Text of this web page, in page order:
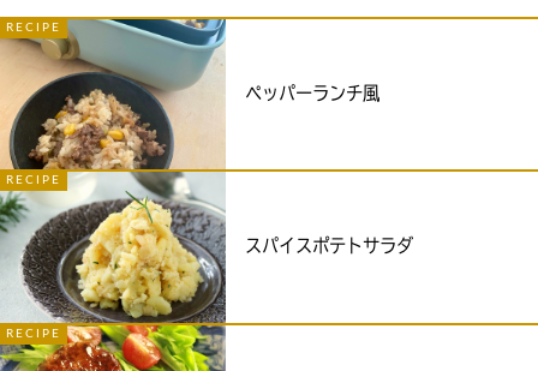
RECIPE
ペッパーランチ風
RECIPE
スパイスポテトサラダ
RECIPE